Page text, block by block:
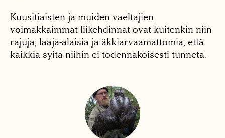
Kuusitiaisten ja muiden vaeltajien
voimakkaimmat liikehdinnät ovat kuitenkin niin
rajuja, laaja-alaisia ja äkkiarvaamattomia, että
kaikkia syitä niihin ei todennäköisesti tunneta.